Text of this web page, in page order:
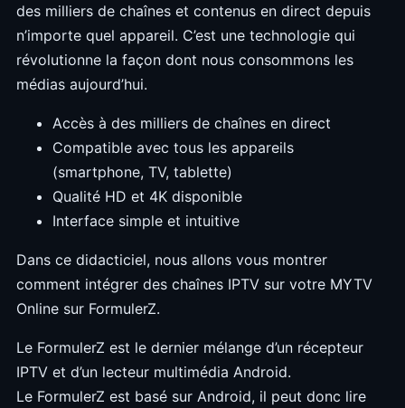
des milliers de chaînes et contenus en direct depuis
n’importe quel appareil. C’est une technologie qui
révolutionne la façon dont nous consommons les
médias aujourd’hui.
Accès à des milliers de chaînes en direct
Compatible avec tous les appareils
(smartphone, TV, tablette)
Qualité HD et 4K disponible
Interface simple et intuitive
Dans ce didacticiel, nous allons vous montrer
comment intégrer des chaînes IPTV sur votre MYTV
Online sur FormulerZ.
Le FormulerZ est le dernier mélange d’un récepteur
IPTV et d’un lecteur multimédia Android.
Le FormulerZ est basé sur Android, il peut donc lire